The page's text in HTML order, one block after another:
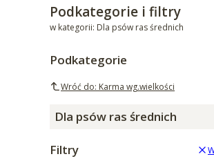
Podkategorie i filtry
w kategorii: Dla psów ras średnich
Podkategorie
Wróć do: Karma wg.wielkości
Dla psów ras średnich
Filtry